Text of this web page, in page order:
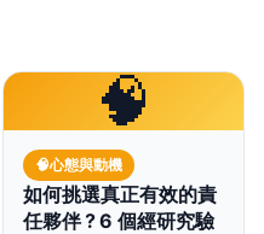
🧠
🧠心態與動機
如何挑選真正有效的責
任夥伴？6 個經研究驗